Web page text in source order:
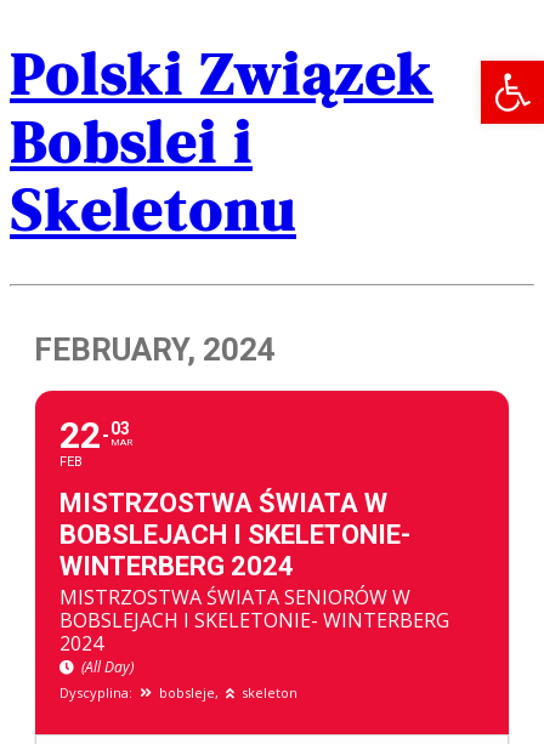
Polski Związek
Bobslei i
Skeletonu
FEBRUARY, 2024
22
FEB
03
MAR
MISTRZOSTWA ŚWIATA W
BOBSLEJACH I SKELETONIE-
WINTERBERG 2024
MISTRZOSTWA ŚWIATA SENIORÓW W
BOBSLEJACH I SKELETONIE- WINTERBERG
2024
(All Day)
Dyscyplina: bobsleje, skeleton